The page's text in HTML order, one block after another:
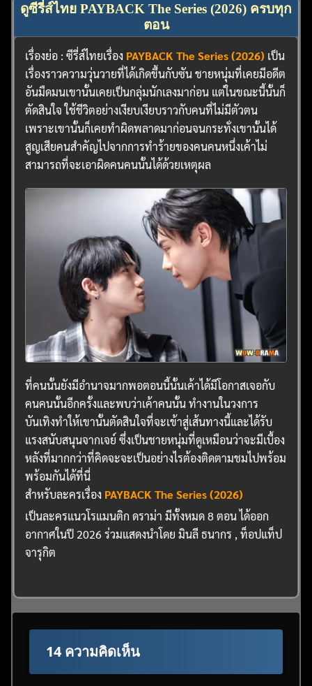
ดูซีรี่ส์ไทย PAYBACK The Series (2026) ครบทุก
ตอน
เรื่องย่อ : ซีรี่ส์ไทยเรื่อง PAYBACK The Series (2026) เป็น
เรื่องราวความวุ่นวายที่ได้เกิดขึ้นกับซัน ชายหนุ่มที่เคยมีอดีต
อันมืดมนเขานั้นเคยเป็นกลุ่มนักเลงมาก่อน แต่ในขณะนี้นั้นก็
ตัดสินใจ ใช้ชีวิตอย่างเงียบเงียบราวกับคนที่ไม่มีตัวตน
เพราะเขานั้นก็เคยทำผิดพลาดมาก่อนจนกระทั่งเขานั้นได้
สูญเสียคนสำคัญไปจากการทำร้ายของคนคนหนึ่งเค้าไม่
สามารถที่จะเอาผิดคนคนนั้นได้ด้วยเหตุผล
ที่คนนั้นยังมีอำนาจมากพอตอนนี้นั้นเค้าได้มีโอกาสเจอกับ
คนคนนั้นอีกครั้งและพบว่าเค้าคนนั้น ทำงานในวงการ
บันเทิงทำให้เขานั้นตัดสินใจที่จะเข้าสู่เส้นทางนี้และได้รับ
แรงสนับสนุนจากเจย์ ซึ่งเป็นชายหนุ่มที่ดูเหมือนว่าจะมีเบื้อง
หลังที่มากกว่าที่คิดจะจะเป็นอย่างไรต้องติดตามชมไปพร้อม
พร้อมกันได้ที่นี่
สำหรับละครเรื่อง PAYBACK The Series (2026)
เป็นละครแนวโรแมนติก ดราม่า มีทั้งหมด 8 ตอน ได้ออก
อากาศในปี 2026 ร่วมแสดงนำโดย มินลี ธนากร , ท็อปแท็ป
จารุกิต
14 ความคิดเห็น